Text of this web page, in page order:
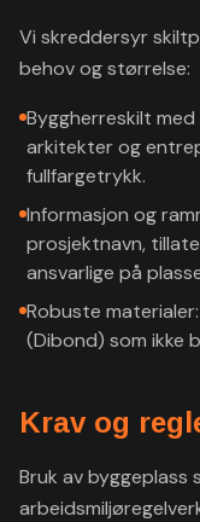
Vi skreddersyr
behov og størrelse:
Byggherreskilt
arkitekter og
fullfargetrykk.
Informasjon og
prosjektnavn,
ansvarlige på
Robuste
(Dibond) som ikke
Krav og
Bruk av byggeplass